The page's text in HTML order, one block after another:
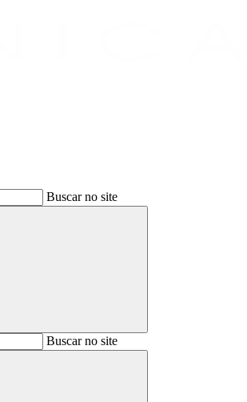
Buscar no site
BuscarBuscar no site